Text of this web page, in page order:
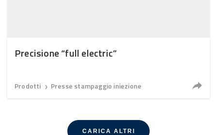
Precisione “full electric”
Prodotti ❯ Presse stampaggio iniezione
CARICA ALTRI